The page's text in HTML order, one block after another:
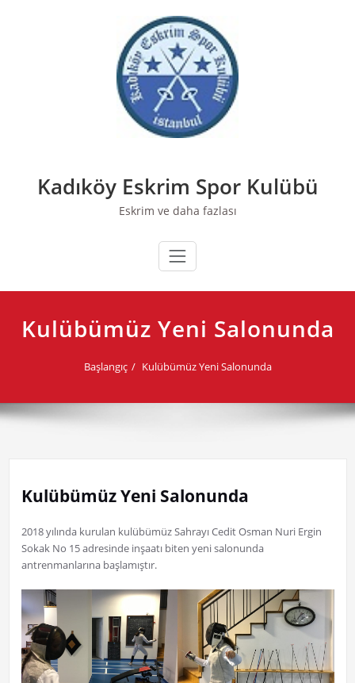
Kadıköy Eskrim Spor Kulübü
Eskrim ve daha fazlası
Kulübümüz Yeni Salonunda
Başlangıç Kulübümüz Yeni Salonunda
Kulübümüz Yeni Salonunda
2018 yılında kurulan kulübümüz Sahrayı Cedit Osman Nuri Ergin
Sokak No 15 adresinde inşaatı biten yeni salonunda
antrenmanlarına başlamıştır.